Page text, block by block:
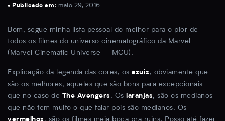
• Publicado em: maio 29, 2016
Bom, segue minha lista pessoal do melhor para o pior de
todos os filmes do universo cinematográfico da Marvel
(Marvel Cinematic Universe – MCU).
Explicação da legenda das cores, os azuis , obviamente que
são os melhores, aqueles que são bons para excepcionais
que no caso de The Avengers . Os laranjas, são os medianos
que não tem muito o que falar pois são medianos. Os
, são os filmes meia boca pra ruins. Posso até fazer